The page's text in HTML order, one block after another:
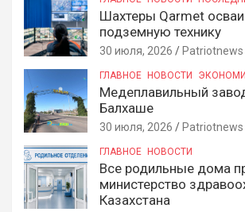
Шахтеры Qarmet
подземную технику
30 июля, 2026 Patriotnews
ГЛАВНОЕ НОВОСТИ
Медеплавильный
Балхаше
30 июля, 2026 Patriotnews
ГЛАВНОЕ НОВОСТИ
Все родильные дома
министерство
Казахстана